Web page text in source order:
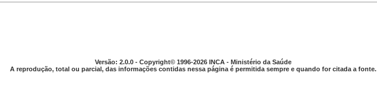
Versão: 2.0.0 - Copyright© 1996-2026 INCA - Ministério da Saúde
A reprodução, total ou parcial, das informações contidas nessa página é permitida sempre e quando for citada a fonte.